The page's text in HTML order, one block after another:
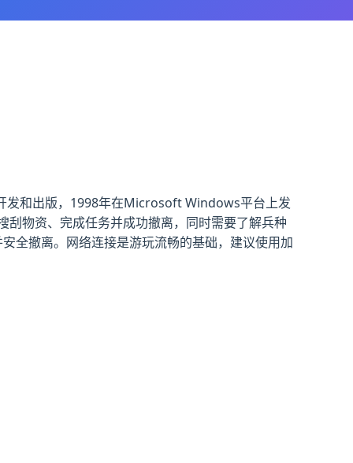
发和出版，1998年在Microsoft Windows平台上发
物资、完成任务并成功撤离，同时需要了解兵种
全撤离。网络连接是游玩流畅的基础，建议使用加